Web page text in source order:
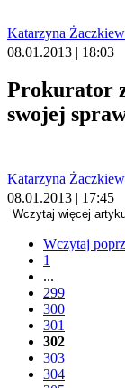
Katarzyna
08.01.2013 | 18:03
Prokurator
swojej
Katarzyna
08.01.2013 | 17:45
Wczytaj więcej
Wczytaj
1
...
299
300
301
302
303
304